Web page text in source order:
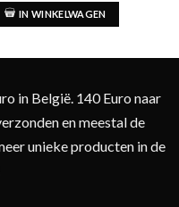
IN WINKELWAGEN
in België. 140 Euro naar
en meestal de
unieke producten in de